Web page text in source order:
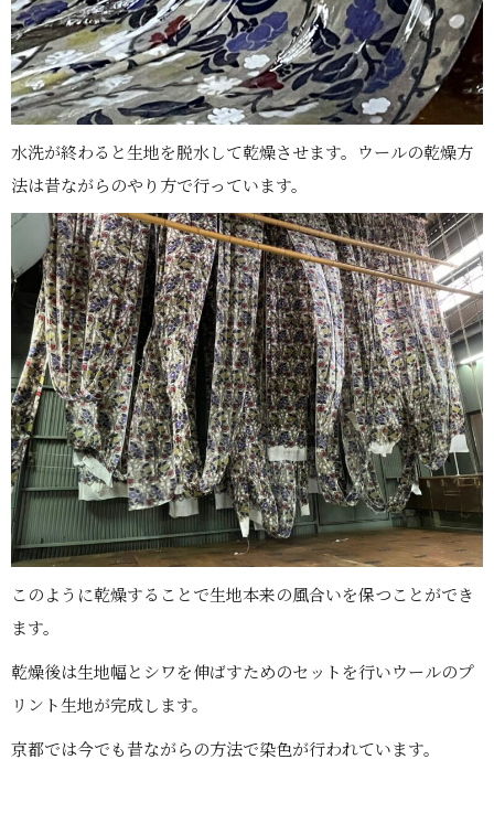
水洗が終わると生地を脱水して乾燥させます。ウールの乾燥方
法は昔ながらのやり方で行っています。
このように乾燥することで生地本来の風合いを保つことができ
ます。
乾燥後は生地幅とシワを伸ばすためのセットを行いウールのプ
リント生地が完成します。
京都では今でも昔ながらの方法で染色が行われています。